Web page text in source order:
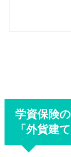
学資保険
「外貨建